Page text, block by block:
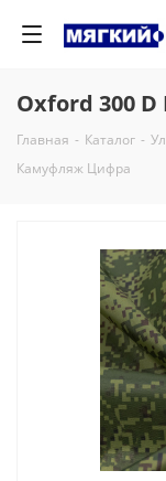
Oxford 300
Главная - Каталог -
Камуфляж Цифра